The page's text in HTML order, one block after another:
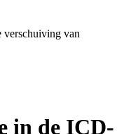
verschuiving van
in de ICD-